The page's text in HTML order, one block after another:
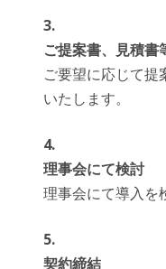
ご提案書、見積書
ご要望に応じて提
いたします。
理事会にて検討
理事会にて導入を
契約締結